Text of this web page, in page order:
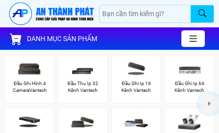
DANH MỤC SẢN PHẨM
Đầu Ghi Hình 4
CameraVantech
Đầu Thu Ip 32
Kênh Vantech
Đầu Ghi Ip 16
Kênh Vantech
Đầu Ghi Ip 64
Kênh Vantech